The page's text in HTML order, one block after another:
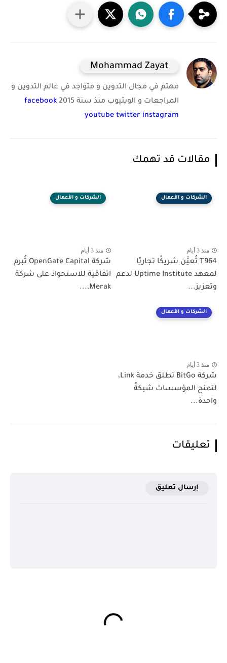
Mohammad Zayat
مهتم في مجال التدوين و متواجد في عالم التدوين و
المراجعات و الويتيوب منذ سنة 2015
facebook
youtube twitter instagram
مقالات قد تهمك
الشركات و الأعمال
منذ 3 أيام
T964 تُعيَّن شريكًا تجاريًا
لمعهد Uptime Institute لدعم
وتعزيز...
الشركات و الأعمال
منذ 3 أيام
شركة OpenGate Capital تُبرم
اتفاقية للاستحواذ على شركة
Merak،...
الشركات و الأعمال
منذ 3 أيام
شركة BitGo تطلق خدمة Link،
لتمنح المؤسسات شبكةً
واحدة...
تعليقات
إرسال تعليق